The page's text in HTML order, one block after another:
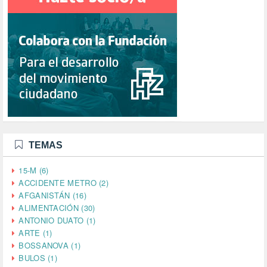
TEMAS
15-M (6)
ACCIDENTE METRO (2)
AFGANISTÁN (16)
ALIMENTACIÓN (30)
ANTONIO DUATO (1)
ARTE (1)
BOSSANOVA (1)
BULOS (1)